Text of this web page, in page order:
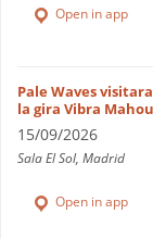
Open in app
Pale Waves
la gira Vibra Mahou
15/09/2026
Sala El Sol, Madrid
Open in app